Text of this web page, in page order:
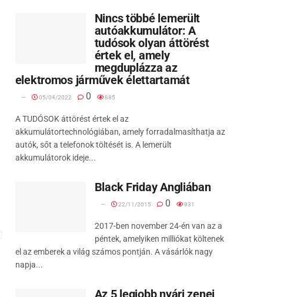
Nincs többé lemerült
autóakkumulátor: A
tudósok olyan áttörést
értek el, amely
megduplázza az
elektromos járművek élettartamát
05/04/2022 0 885
A TUDÓSOK áttörést értek el az
akkumulátortechnológiában, amely forradalmasíthatja az
autók, sőt a telefonok töltését is. A lemerült
akkumulátorok ideje...
Black Friday Angliában
22/11/2015 0 931
2017-ben november 24-én van az a
péntek, amelyiken milliókat költenek
el az emberek a világ számos pontján. A vásárlók nagy
napja...
Az 5 legjobb nyári zenei